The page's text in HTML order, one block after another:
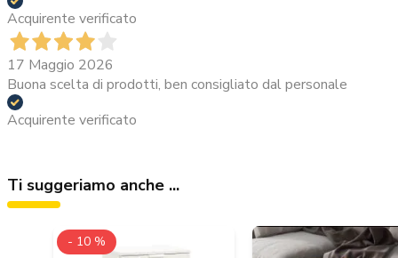
Acquirente verificato
17 Maggio 2026
Buona scelta di prodotti, ben consigliato dal personale
Acquirente verificato
Ti suggeriamo anche ...
- 10 %